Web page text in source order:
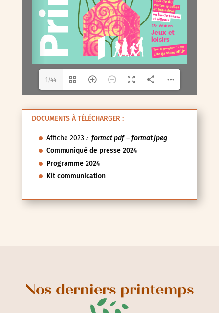
1/44
DOCUMENTS À TÉLÉCHARGER :
Affiche 2023: format pdf– format jpeg
Communiqué de presse 2024
Programme 2024
Kit communication
Nos derniers printemps